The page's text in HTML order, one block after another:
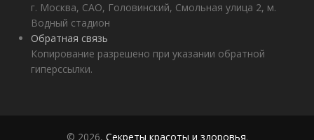
г. Москва, САО, Головинский, Смольная улица 2, м.
Водный стадион
Обратная связь
Копирование разрешено при указании обратной
гиперссылки.
© 2026, Секреты красоты и здоровья.